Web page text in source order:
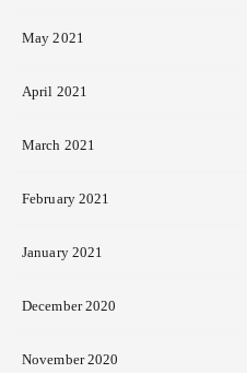
May 2021
April 2021
March 2021
February 2021
January 2021
December 2020
November 2020